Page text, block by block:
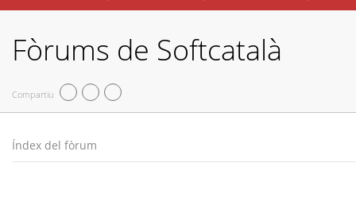
Fòrums de Softcatalà
Compartiu
Índex del fòrum